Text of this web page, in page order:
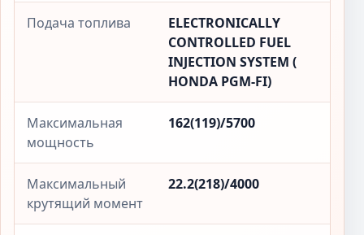
Подача топлива
ELECTRONICALLY
CONTROLLED FUEL
INJECTION SYSTEM (
HONDA PGM-FI)
Максимальная
мощность
162(119)/5700
Максимальный
крутящий момент
22.2(218)/4000